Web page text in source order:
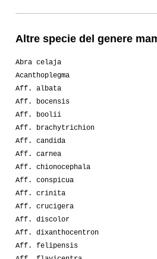
Altre specie del genere
Abra celaja
Acanthoplegma
Aff. albata
Aff. bocensis
Aff. boolii
Aff. brachytrichion
Aff. candida
Aff. carnea
Aff. chionocephala
Aff. conspicua
Aff. crinita
Aff. crucigera
Aff. discolor
Aff. dixanthocentron
Aff. felipensis